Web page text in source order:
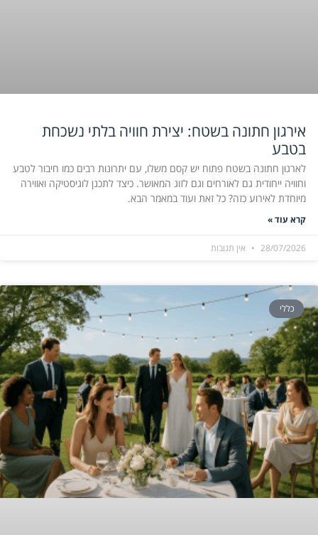
אירגון חתונה בשטח: יצירת חוויה בלתי נשכחת
בטבע
לארגון חתונה בשטח פתוח יש קסם משלו, עם יתרונות רבים כמו חיבור לטבע
וחוויה ייחודית גם לאורחים וגם לזוג המאושר. כיצד לתכנן לוגיסטיקה ואווירה
מיוחדת לאירוע כזה? כל זאת ועוד במאמר הבא.
קרא עוד »
28/07/2026 אין תגובות
כללי